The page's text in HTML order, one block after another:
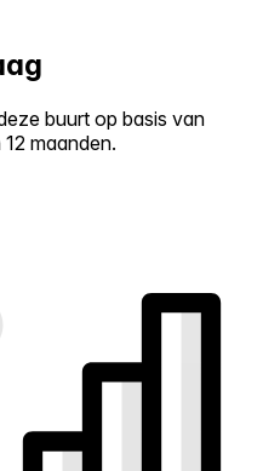
buurt op basis van
maanden.